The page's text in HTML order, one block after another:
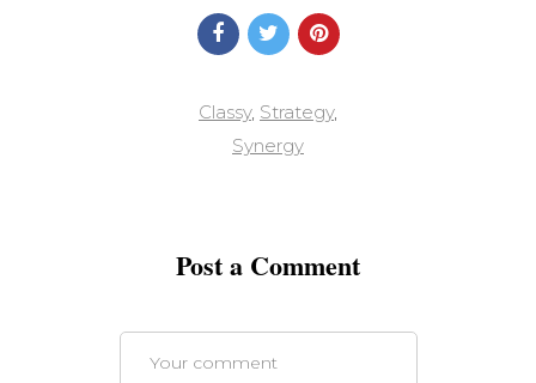
Classy, Strategy,
Synergy
Post a Comment